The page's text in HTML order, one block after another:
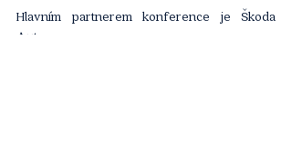
Hlavním partnerem konference je Škoda
Auto.